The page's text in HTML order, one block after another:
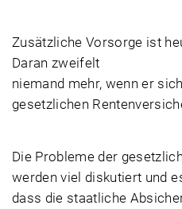
Zusätzliche Vorsorge ist
Daran zweifelt
niemand mehr, wenn er
gesetzlichen
Die Probleme der
werden viel diskutiert und
dass die staatliche